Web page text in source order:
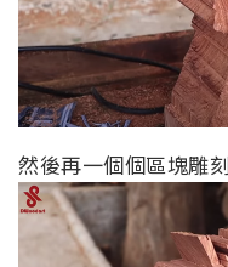
然後再一個個區塊雕刻